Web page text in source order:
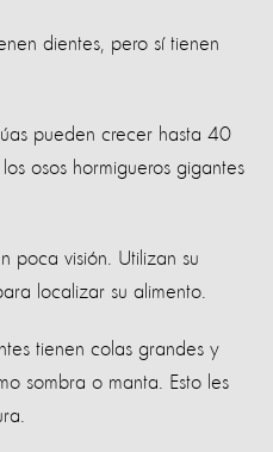
dientes, pero sí tienen
pueden crecer hasta 40
osos hormigueros gigantes
poca visión. Utilizan su
localizar su alimento.
tienen colas grandes y
sombra o manta. Esto les